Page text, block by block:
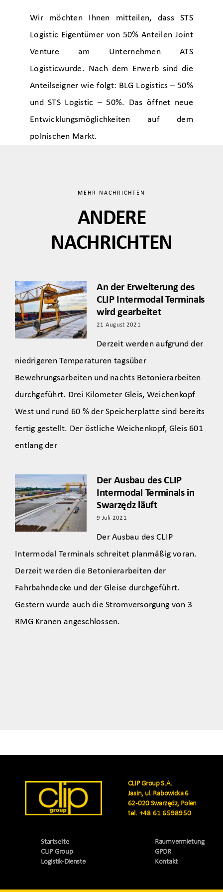
Wir möchten Ihnen mitteilen, dass STS
Logistic Eigentümer von 50% Anteilen Joint
Venture am UnternehmenATS
Logisticwurde. Nach dem Erwerb sind die
Anteilseigner wie folgt: BLG Logistics – 50%
und STS Logistic – 50%. Das öffnet neue
Entwicklungsmöglichkeiten auf dem
polnischen Markt.
MEHR NACHRICHTEN
ANDERE
NACHRICHTEN
An der Erweiterung des
CLIP Intermodal Terminals
wird gearbeitet
21 August 2021
Derzeit werden aufgrund der
niedrigeren Temperaturen tagsüber
Bewehrungsarbeiten und nachts Betonierarbeiten
durchgeführt. Drei Kilometer Gleis, Weichenkopf
West und rund 60 % der Speicherplatte sind bereits
fertig gestellt. Der östliche Weichenkopf, Gleis 601
entlang der
Der Ausbau des CLIP
Intermodal Terminals in
Swarzędz läuft
9 Juli 2021
Der Ausbau des CLIP
Intermodal Terminals schreitet planmäßig voran.
Derzeit werden die Betonierarbeiten der
Fahrbahndecke und der Gleise durchgeführt.
Gestern wurde auch die Stromversorgung von 3
RMG Kranen angeschlossen.
CLIP Group S.A.
Jasin, ul. Rabowicka 6
62-020 Swarzędz, Polen
tel. +48 61 6598950
Startseite
CLIP Group
Logistik-Dienste
Raumvermietung
GPDR
Kontakt